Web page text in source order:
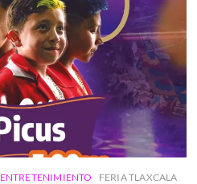
ENTRETENIMIENTO
FERIA TLAXCALA